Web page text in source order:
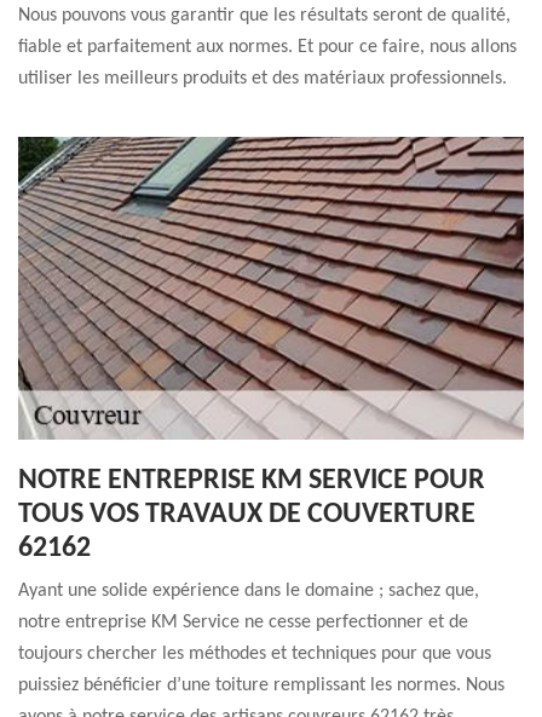
Nous pouvons vous garantir que les résultats seront de qualité,
fiable et parfaitement aux normes. Et pour ce faire, nous allons
utiliser les meilleurs produits et des matériaux professionnels.
NOTRE ENTREPRISE KM SERVICE POUR
TOUS VOS TRAVAUX DE COUVERTURE
62162
Ayant une solide expérience dans le domaine ; sachez que,
notre entreprise KM Service ne cesse perfectionner et de
toujours chercher les méthodes et techniques pour que vous
puissiez bénéficier d’une toiture remplissant les normes. Nous